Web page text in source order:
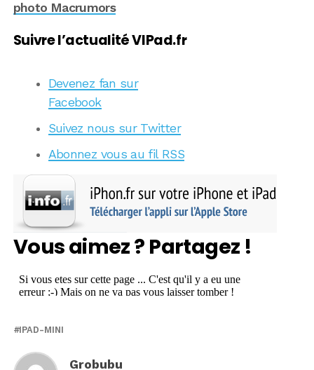
photo Macrumors
Suivre l’actualité VIPad.fr
Devenez fan sur
Facebook
Suivez nous sur Twitter
Abonnez vous au fil RSS
Vous aimez ? Partagez !
IPAD-MINI
Grobubu